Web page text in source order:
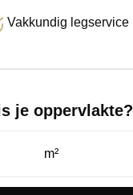
Vakkundig legservice
je oppervlakte?